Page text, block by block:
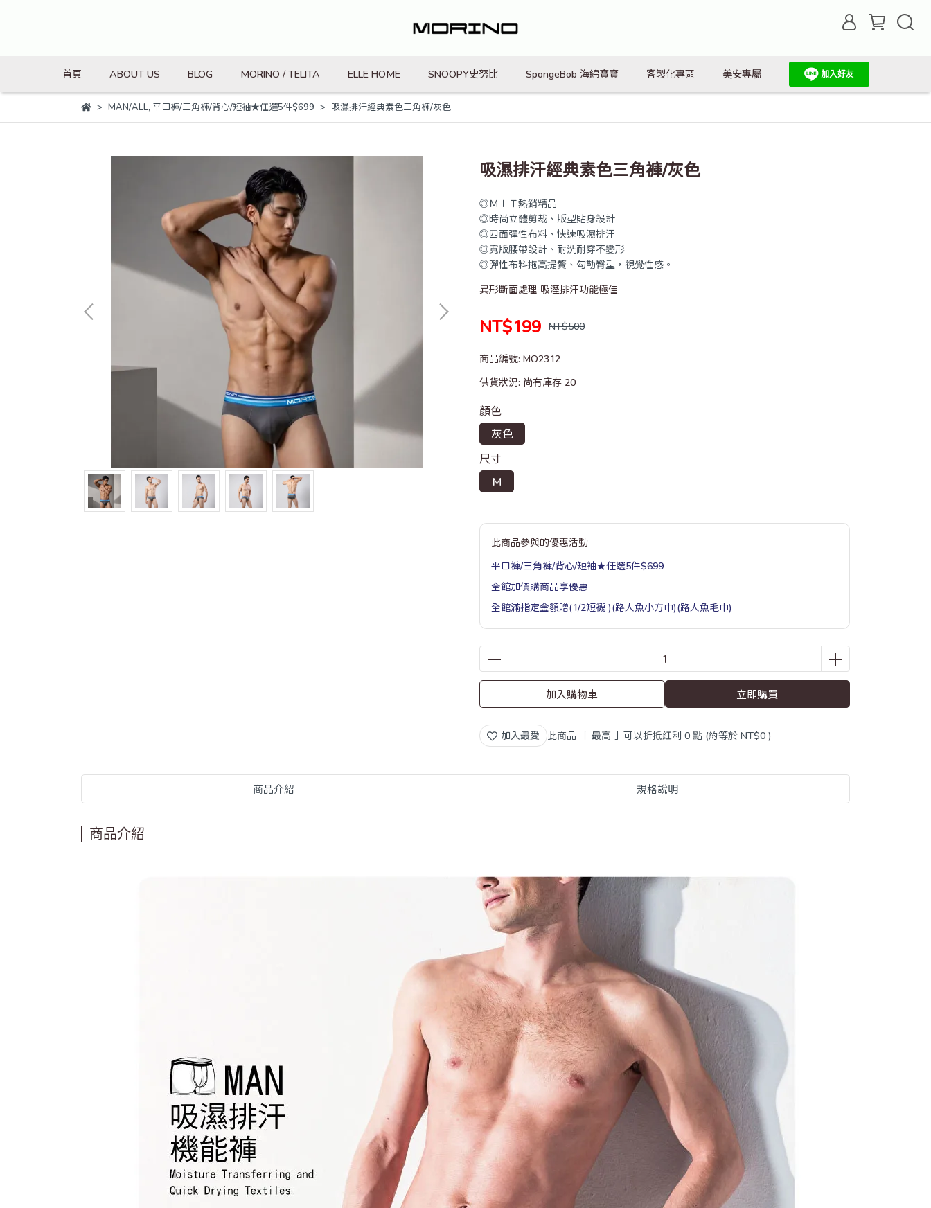
首頁 ABOUT US BLOG MORINO / TELITA ELLE HOME SNOOPY史努比 SpongeBob 海綿寶寶 客製化專區 美安專屬
MAN/ALL, 平口褲/三角褲/背心/短袖★任選5件$699 吸濕排汗經典素色三角褲/灰色
吸濕排汗經典素色三角褲/灰色
◎ＭＩＴ熱銷精品
◎時尚立體剪裁、版型貼身設計
◎四面彈性布料、快速吸濕排汗
◎寬版腰帶設計、耐洗耐穿不變形
◎彈性布料拖高提贅、勾勒臀型，視覺性感。
異形斷面處理 吸溼排汗功能極佳
NT$199 NT$500
商品編號: MO2312
供貨狀況: 尚有庫存 20
顏色
灰色
尺寸
M
此商品參與的優惠活動
平口褲/三角褲/背心/短袖★任選5件$699
全館加價購商品享優惠
全館滿指定金額贈(1/2短襪 )(路人魚小方巾)(路人魚毛巾)
加入購物車 立即購買
加入最愛 此商品 「 最高 」可以折抵紅利 0 點 (約等於 NT$0 )
商品介紹 規格說明
商品介紹